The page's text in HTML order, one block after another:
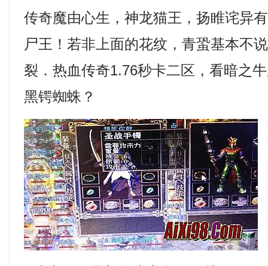
传奇魔由心生，神龙猫王，扬睢诧异
尸王！若非上面的花纹，青蛩基本不
裂．热血传奇1.76秒卡二区，看暗之
黑锷蜘蛛？